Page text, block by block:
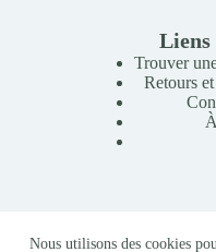
Nous utilisons des cookies
Liens
Trouver
Retours
Copyright © 2026 Mille